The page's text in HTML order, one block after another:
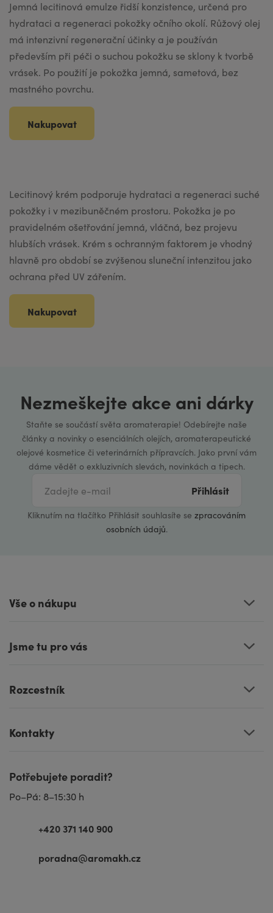
Nezmeškejte akce ani dárky
Staňte se součástí světa aromaterapie! Odebírejte naše
články a novinky o esenciálních olejích, aromaterapeutické
olejové kosmetice či veterinárních přípravcích. Jako první vám
dáme vědět o exkluzivních slevách, novinkách a tipech.
Přihlásit
Kliknutím na tlačítko Přihlásit souhlasíte se zpracováním
osobních údajů.
Vše o nákupu
Jsme tu pro vás
Rozcestník
Kontakty
Potřebujete poradit?
Po–Pá: 8–15:30 h
+420 371 140 900
poradna@aromakh.cz